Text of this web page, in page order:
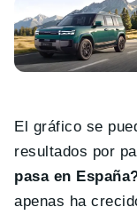
El gráfico se
resultados por
pasa en
apenas ha